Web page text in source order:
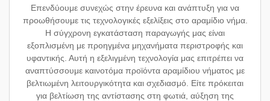
Επενδύουμε συνεχώς στην έρευνα και ανάπτυξη για να
προωθήσουμε τις τεχνολογικές εξελίξεις στο αραμίδιο νήμα.
Η σύγχρονη εγκατάσταση παραγωγής μας είναι
εξοπλισμένη με προηγμένα μηχανήματα περιστροφής και
υφαντικής. Αυτή η εξελιγμένη τεχνολογία μας επιτρέπει να
αναπτύσσουμε καινοτόμα προϊόντα αραμίδιου νήματος με
βελτιωμένη λειτουργικότητα και σχεδιασμό. Είτε πρόκειται
για βελτίωση της αντίστασης στη φωτιά, αύξηση της